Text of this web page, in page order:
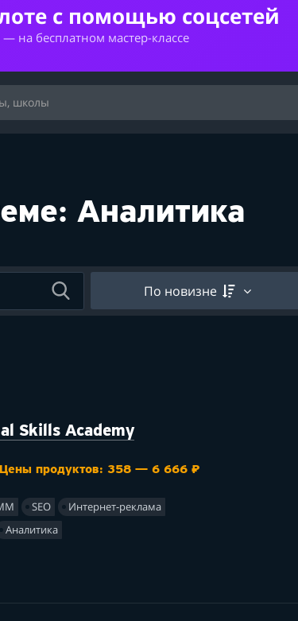
с помощью соцсетей
на бесплатном мастер-классе
Аналитика
По новизне
Skills Academy
Цены продуктов: 358 — 6 666 ₽
SEO
Интернет-реклама
Аналитика